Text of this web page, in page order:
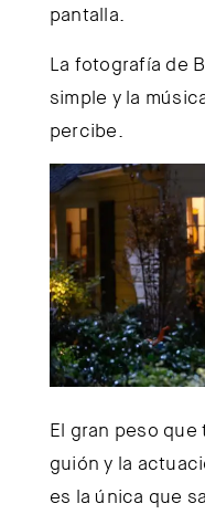
pantalla.
La fotografía de
simple y la
percibe.
El gran peso
guión y la
es la única que